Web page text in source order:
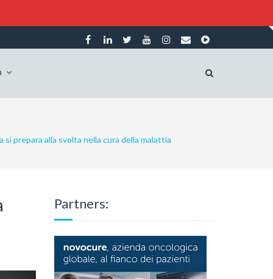
si prepara alla svolta nella cura della malattia
Partners: